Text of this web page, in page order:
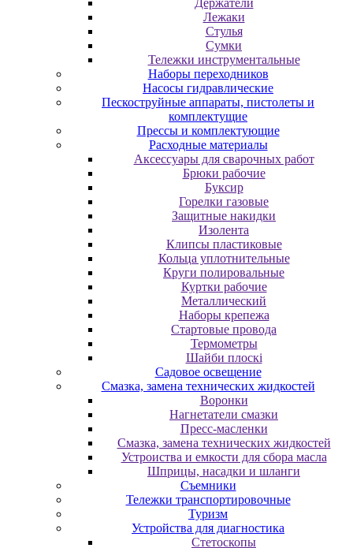
Держатели
Лежаки
Стулья
Сумки
Тележки инструментальные
Наборы переходников
Насосы гидравлические
Пескоструйные аппараты, пистолеты и
комплектущие
Прессы и комплектующие
Расходные материалы
Аксессуары для сварочных работ
Брюки рабочие
Буксир
Горелки газовые
Защитные накидки
Изолента
Клипсы пластиковые
Кольца уплотнительные
Круги полировальные
Куртки рабочие
Металлический
Наборы крепежа
Стартовые провода
Термометры
Шайби плоскі
Садовое освещение
Смазка, замена технических жидкостей
Воронки
Нагнетатели смазки
Пресс-масленки
Смазка, замена технических жидкостей
Устроиства и емкости для сбора масла
Шприцы, насадки и шланги
Съемники
Тележки транспортировочные
Туризм
Устройства для диагностика
Стетоскопы